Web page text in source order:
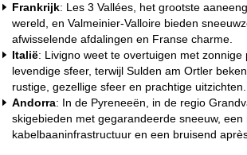
Frankrijk: Les 3 Vallées, het grootste
wereld, en Valmeinier-Valloire bieden
afwisselende afdalingen en Franse charme.
Italië: Livigno weet te overtuigen met zonnige
levendige sfeer, terwijl Sulden am Ortler
rustige, gezellige sfeer en prachtige uitzichten.
Andorra: In de Pyreneeën, in de regio
skigebieden met gegarandeerde sneeuw, een
kabelbaaninfrastructuur en een bruisend